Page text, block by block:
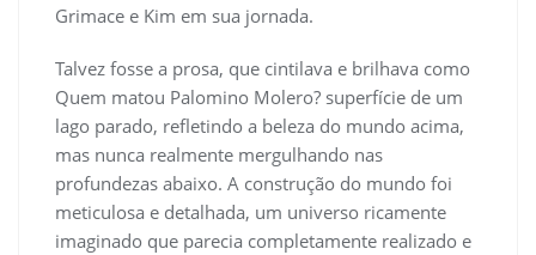
Grimace e Kim em sua jornada.
Talvez fosse a prosa, que cintilava e brilhava como
Quem matou Palomino Molero? superfície de um
lago parado, refletindo a beleza do mundo acima,
mas nunca realmente mergulhando nas
profundezas abaixo. A construção do mundo foi
meticulosa e detalhada, um universo ricamente
imaginado que parecia completamente realizado e